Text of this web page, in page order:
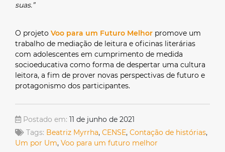
suas.”
O projeto Voo para um Futuro Melhor promove um
trabalho de mediação de leitura e oficinas literárias
com adolescentes em cumprimento de medida
socioeducativa como forma de despertar uma cultura
leitora, a fim de prover novas perspectivas de futuro e
protagonismo dos participantes.
Postado em: 11 de junho de 2021
Tags: Beatriz Myrrha, CENSE, Contação de histórias,
Um por Um, Voo para um futuro melhor